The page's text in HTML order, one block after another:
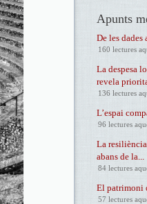
Apunts
De les dades
160 lectures
La despesa
revela
136 lectures
L’espai
96 lectures
La
abans de la...
84 lectures
El patrimoni
57 lectures